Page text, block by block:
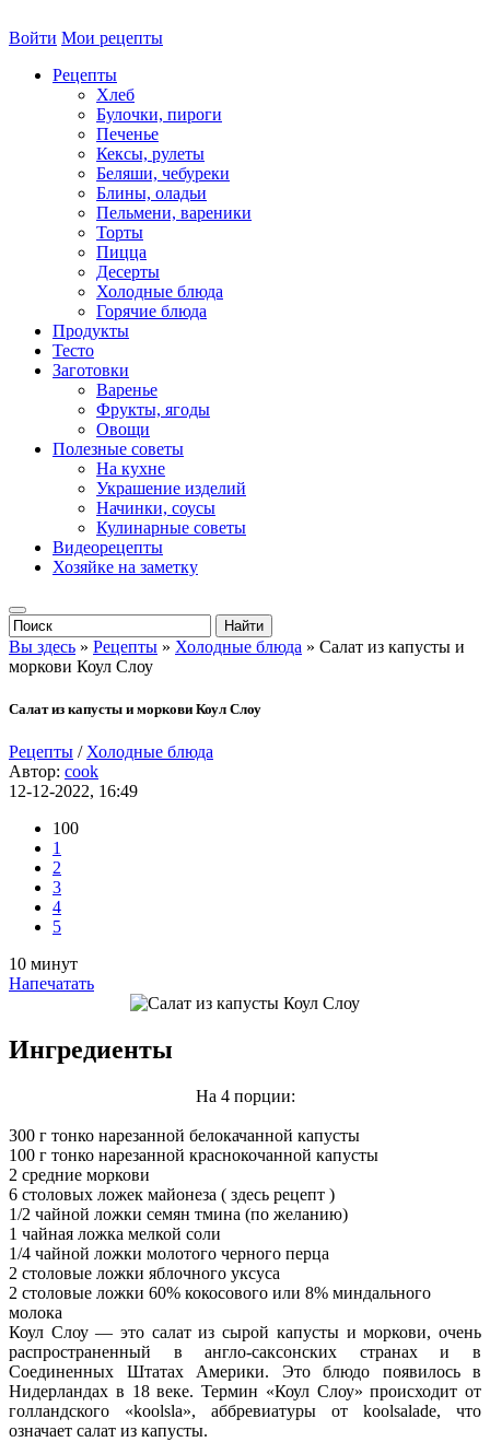
Войти Мои рецепты
Рецепты
Хлеб
Булочки, пироги
Печенье
Кексы, рулеты
Беляши, чебуреки
Блины, оладьи
Пельмени, вареники
Торты
Пицца
Десерты
Холодные блюда
Горячие блюда
Продукты
Тесто
Заготовки
Варенье
Фрукты, ягоды
Овощи
Полезные советы
На кухне
Украшение изделий
Начинки, соусы
Кулинарные советы
Видеорецепты
Хозяйке на заметку
Вы здесь » Рецепты » Холодные блюда » Салат из капусты и
моркови Коул Слоу
Салат из капусты и моркови Коул Слоу
Рецепты / Холодные блюда
Автор: cook
12-12-2022, 16:49
100
1
2
3
4
5
10 минут
Напечатать
Ингредиенты
На 4 порции:
300 г тонко нарезанной белокачанной капусты
100 г тонко нарезанной краснокочанной капусты
2 средние моркови
6 столовых ложек майонеза ( здесь рецепт )
1/2 чайной ложки семян тмина (по желанию)
1 чайная ложка мелкой соли
1/4 чайной ложки молотого черного перца
2 столовые ложки яблочного уксуса
2 столовые ложки 60% кокосового или 8% миндального
молока
Коул Слоу — это салат из сырой капусты и моркови, очень
распространенный в англо-саксонских странах и в
Соединенных Штатах Америки. Это блюдо появилось в
Нидерландах в 18 веке. Термин «Коул Слоу» происходит от
голландского «koolsla», аббревиатуры от koolsalade, что
означает салат из капусты.